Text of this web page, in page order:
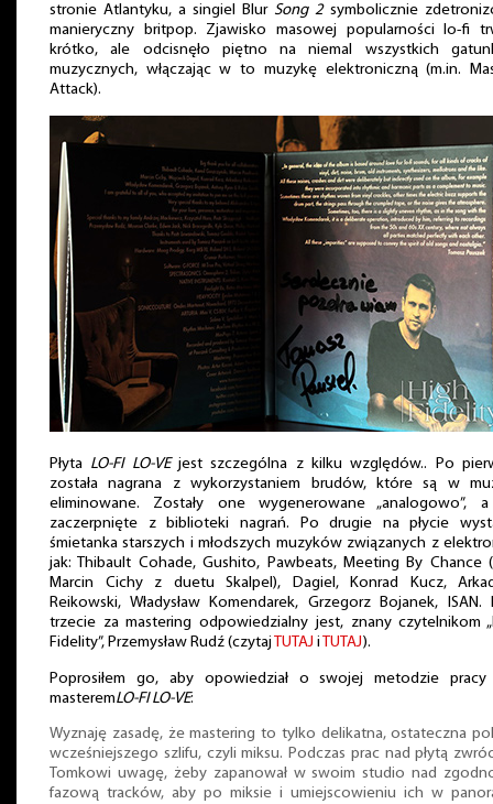
stronie Atlantyku, a singiel Blur Song 2symbolicznie
manieryczny britpop. Zjawisko masowej popularności lo-fi
krótko, ale odcisnęło piętno na niemal wszystkich
muzycznych, włączając w to muzykę elektroniczną (m.in.
Attack).
Płyta LO-FI LO-VEjest szczególna z kilku względów.. Po
została nagrana z wykorzystaniem brudów, które są w
eliminowane. Zostały one wygenerowane „analogowo”,
zaczerpnięte z biblioteki nagrań. Po drugie na płycie
śmietanka starszych i młodszych muzyków związanych z
jak: Thibault Cohade, Gushito, Pawbeats, Meeting By Chance
Marcin Cichy z duetu Skalpel), Dagiel, Konrad Kucz,
Reikowski, Władysław Komendarek, Grzegorz Bojanek,
trzecie za mastering odpowiedzialny jest, znany czytelnikom
Fidelity”, Przemysław Rudź (czytaj
TUTAJ i TUTAJ).
Poprosiłem go, aby opowiedział o swojej metodzie pracy
masteremLO-FI LO-VE:
Wyznaję zasadę, że mastering to tylko delikatna, ostateczna
wcześniejszego szlifu, czyli miksu. Podczas prac nad płytą
Tomkowi uwagę, żeby zapanował w swoim studio nad
fazową tracków, aby po miksie i umiejscowieniu ich w